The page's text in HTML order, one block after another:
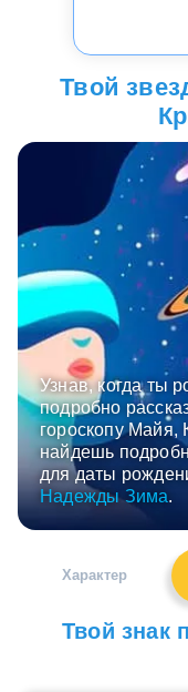
Твой
Узнав, когда ты
подробно
гороскопу Майя,
найдешь
для даты
Надежды Зима.
Характер
Твой знак